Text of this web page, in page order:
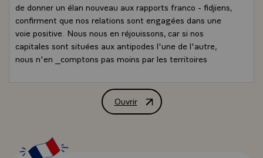
de donner un élan nouveau aux rapports franco - fidjiens,
confirment que nos relations sont engagées dans une
voie positive. Nous nous en réjouissons, car si nos
capitales sont situées aux antipodes l'une de l'autre,
nous n'en _comptons pas moins par les territoires
que se développent dans un climat amical et confiant les
liens existant entre votre pays et ces territoires.
une grande importance à l'avenir de cette région qu'elle
désire voir évoluer dans l'harmonie et la paix. Partenaires
Ouvrir
Allocution de M. Valéry Giscard